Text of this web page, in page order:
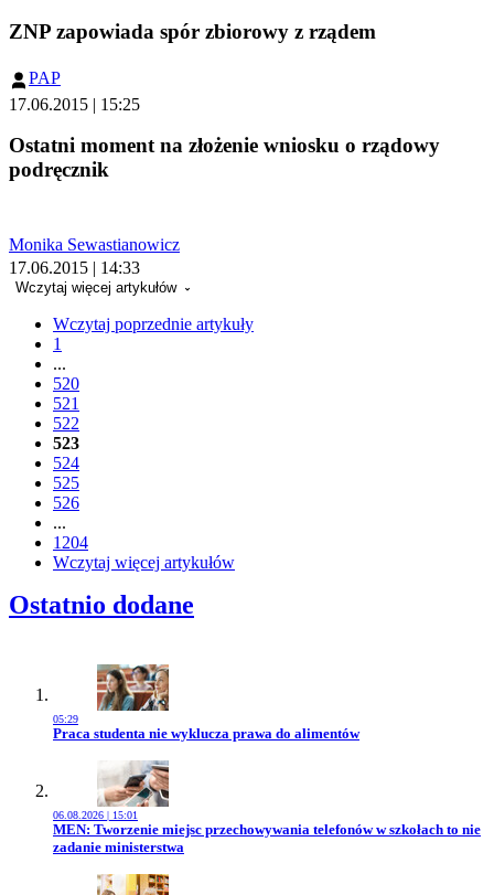
ZNP zapowiada spór zbiorowy z rządem
PAP
17.06.2015 | 15:25
Ostatni moment na złożenie wniosku o rządowy
podręcznik
Monika Sewastianowicz
17.06.2015 | 14:33
Wczytaj więcej artykułów
Wczytaj poprzednie artykuły
1
...
520
521
522
523
524
525
526
...
1204
Wczytaj więcej artykułów
Ostatnio dodane
05:29
Przejdź do artykułu:
Praca studenta nie wyklucza prawa do alimentów
06.08.2026 | 15:01
Przejdź do artykułu:
MEN: Tworzenie miejsc przechowywania telefonów w szkołach to nie
zadanie ministerstwa